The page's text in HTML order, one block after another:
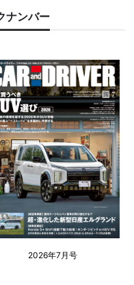
ナンバー
2026年7月号